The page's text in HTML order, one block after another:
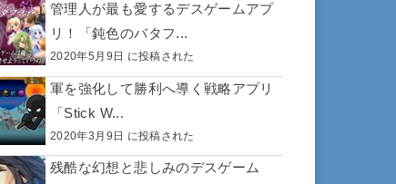
管理人が最も愛するデスゲームアプ
リ！「鈍色のバタフ...
2020年5月9日 に投稿された
軍を強化して勝利へ導く戦略アプリ
「Stick W...
2020年3月9日 に投稿された
残酷な幻想と悲しみのデスゲーム